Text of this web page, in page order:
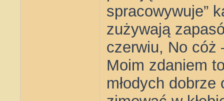
spracowywuje”
zużywają
czerwiu, No cóż
Moim zdaniem
młodych